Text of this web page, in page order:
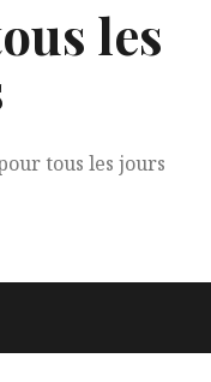
les
tous les jours